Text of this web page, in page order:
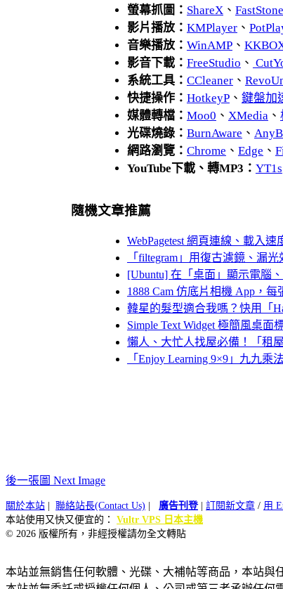
螢幕抓圖： ShareX、 FastStone
影片播放： KMPlayer、
音樂播放： WinAMP、
影音下載： FreeStudio 、
系統工具： CCleaner、
快捷操作： HotkeyP、 鍵盤加
媒體轉檔： Moo0 、 XMedia、
光碟燒錄： BurnAware 、
網路瀏覽： Chrome 、 Edge 、
YouTube下載、轉MP3： YT1s
隨機文章推薦
WebPagetest 網頁連線、載入
「filtegram」用復古濾鏡、漏
[Ubuntu] 在「桌面」顯示電腦
1888 Cam 仿底片相機 App，每
韓星的髮型適合我嗎？快用「
Simple Text Widget 極簡風桌
懶人、大忙人找屋必備！「租
「Enjoy Learning 9×9」九九
後一張圖 Next Image
關於本站 聯絡站長(Contact Us) 廣告刊登| 訂閱新文章 / 用
本站使用又快又便宜的： Vultr VPS 日本主機
© 2026 版權所有，非經授權請勿全文轉貼
本站並無銷售任何軟體、光碟、大補帖等商品，本站與